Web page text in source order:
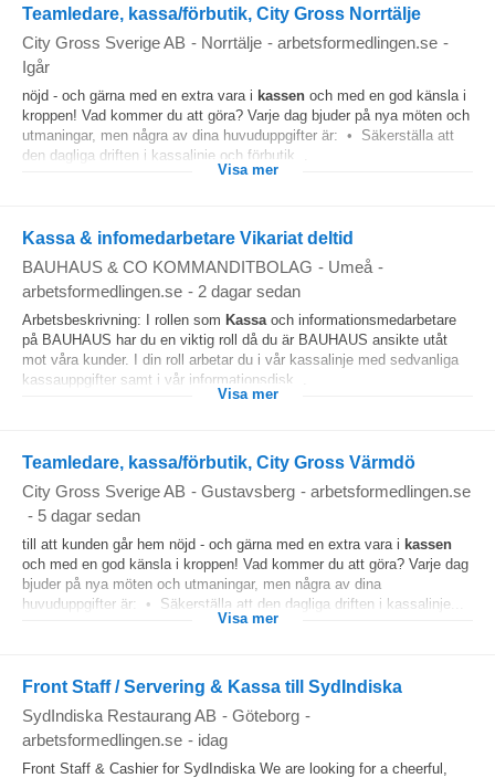
Teamledare, kassa/förbutik, City Gross Norrtälje
City Gross Sverige AB - Norrtälje - arbetsformedlingen.se -
Igår
nöjd - och gärna med en extra vara i kassen och med en god känsla i
kroppen! Vad kommer du att göra? Varje dag bjuder på nya möten och
utmaningar, men några av dina huvuduppgifter är: • Säkerställa att
den dagliga driften i kassalinje och förbutik...
Visa mer
Kassa & infomedarbetare Vikariat deltid
BAUHAUS & CO KOMMANDITBOLAG - Umeå -
arbetsformedlingen.se - 2 dagar sedan
Arbetsbeskrivning: I rollen som Kassaoch informationsmedarbetare
på BAUHAUS har du en viktig roll då du är BAUHAUS ansikte utåt
mot våra kunder. I din roll arbetar du i vår kassalinje med sedvanliga
kassauppgifter samt i vår informationsdisk...
Visa mer
Teamledare, kassa/förbutik, City Gross Värmdö
City Gross Sverige AB - Gustavsberg - arbetsformedlingen.se
- 5 dagar sedan
till att kunden går hem nöjd - och gärna med en extra vara i kassen
och med en god känsla i kroppen! Vad kommer du att göra? Varje dag
bjuder på nya möten och utmaningar, men några av dina
huvuduppgifter är: • Säkerställa att den dagliga driften i kassalinje...
Visa mer
Front Staff / Servering & Kassa till SydIndiska
SydIndiska Restaurang AB - Göteborg -
arbetsformedlingen.se - idag
Front Staff & Cashier for SydIndiska We are looking for a cheerful,